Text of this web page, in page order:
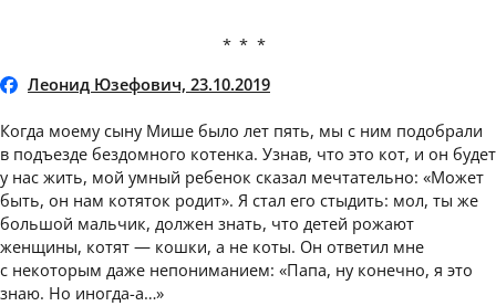
***
Леонид Юзефович, 23.10.2019
Когда моему сыну Мише было лет пять, мы с ним подобрали
в подъезде бездомного котенка. Узнав, что это кот, и он будет
у нас жить, мой умный ребенок сказал мечтательно: «Может
быть, он нам котяток родит». Я стал его стыдить: мол, ты же
большой мальчик, должен знать, что детей рожают
женщины, котят — кошки, а не коты. Он ответил мне
с некоторым даже непониманием: «Папа, ну конечно, я это
знаю. Но иногда-а…»